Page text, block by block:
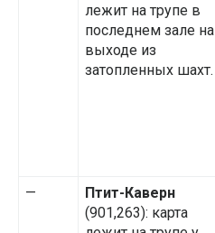
лежит на трупе в
последнем зале на
выходе из
затопленных шахт.
—
Птит-Каверн
(901,263): карта